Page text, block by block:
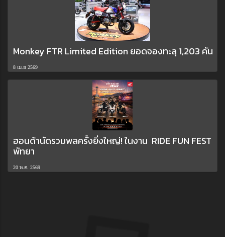
Monkey FTR Limited Edition ยอดจองทะลุ 1,203 คัน
8 เม.ย 2569
ฮอนด้านัดรวมพลครั้งยิ่งใหญ่! ในงาน RIDE FUN FEST
พัทยา
20 พ.ค. 2569